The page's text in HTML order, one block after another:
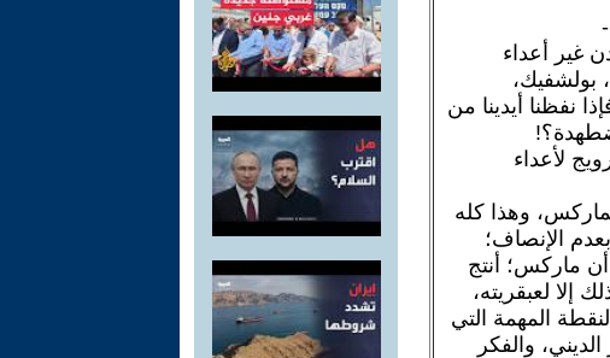
غير أعداء
بولشفيك،
نفظنا أيدينا من
لأعداء
وهذا كله
الإنصاف؛
ماركس؛ أنتج
إلا لعبقريته،
المهمة التي
والفكر